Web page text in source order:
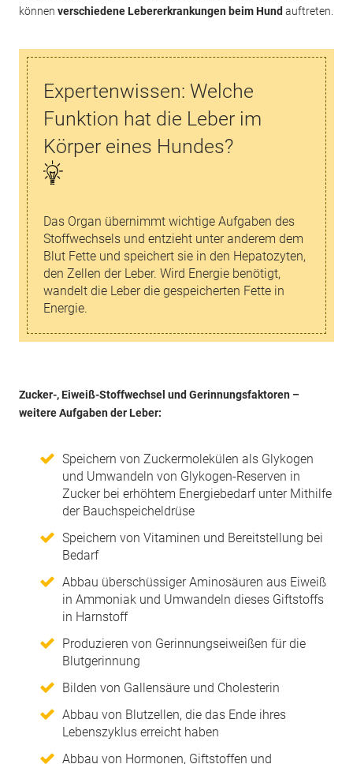
können verschiedene Lebererkrankungen beim Hund auftreten.
Expertenwissen: Welche
Funktion hat die Leber im
Körper eines Hundes?
Das Organ übernimmt wichtige Aufgaben des
Stoffwechsels und entzieht unter anderem dem
Blut Fette und speichert sie in den Hepatozyten,
den Zellen der Leber. Wird Energie benötigt,
wandelt die Leber die gespeicherten Fette in
Energie.
Zucker-, Eiweiß-Stoffwechsel und Gerinnungsfaktoren –
weitere Aufgaben der Leber:
Speichern von Zuckermolekülen als Glykogen
und Umwandeln von Glykogen-Reserven in
Zucker bei erhöhtem Energiebedarf unter Mithilfe
der Bauchspeicheldrüse
Speichern von Vitaminen und Bereitstellung bei
Bedarf
Abbau überschüssiger Aminosäuren aus Eiweiß
in Ammoniak und Umwandeln dieses Giftstoffs
in Harnstoff
Produzieren von Gerinnungseiweißen für die
Blutgerinnung
Bilden von Gallensäure und Cholesterin
Abbau von Blutzellen, die das Ende ihres
Lebenszyklus erreicht haben
Abbau von Hormonen, Giftstoffen und